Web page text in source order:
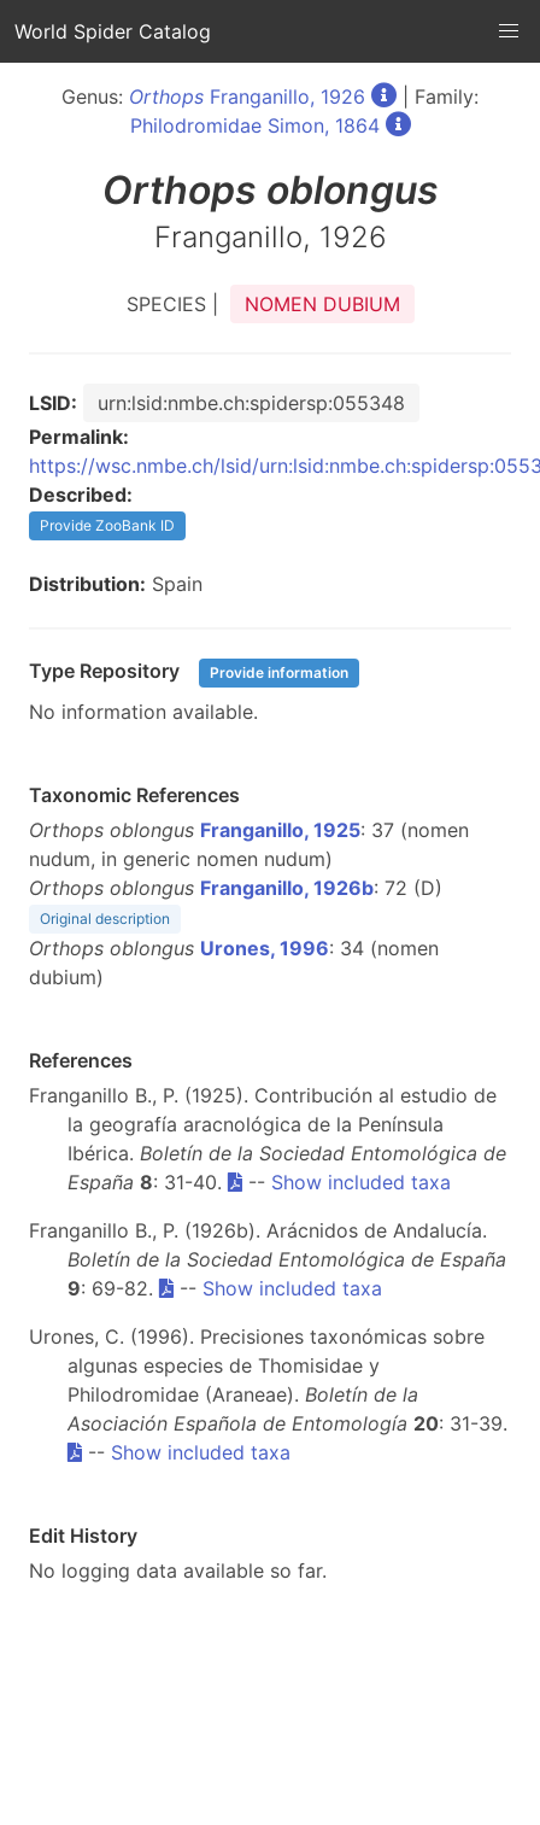
World Spider Catalog
Genus: Orthops Franganillo, 1926
| Family:
Philodromidae Simon, 1864
Orthops oblongus
Franganillo, 1926
SPECIES | NOMEN DUBIUM
LSID:
urn:lsid:nmbe.ch:spidersp:055348
Permalink:
https://wsc.nmbe.ch/lsid/
Described:
Provide ZooBank ID
Distribution: Spain
Type Repository Provide information
No information available.
Taxonomic References
Orthops oblongus Franganillo, 1925: 37 (nomen
nudum, in generic nomen nudum)
Orthops oblongus Franganillo, 1926b: 72 (D)
Original description
Orthops oblongus Urones, 1996: 34 (nomen
dubium)
References
Franganillo B., P. (1925). Contribución al estudio de
la geografía aracnológica de la Península
Ibérica. Boletín de la Sociedad Entomológica de
España 8: 31-40. -- Show included taxa
Franganillo B., P. (1926b). Arácnidos de Andalucía.
Boletín de la Sociedad Entomológica de España
9: 69-82. -- Show included taxa
Urones, C. (1996). Precisiones taxonómicas sobre
algunas especies de Thomisidae y
Philodromidae (Araneae). Boletín de la
Asociación Española de Entomología 20: 31-39.
-- Show included taxa
Edit History
No logging data available so far.